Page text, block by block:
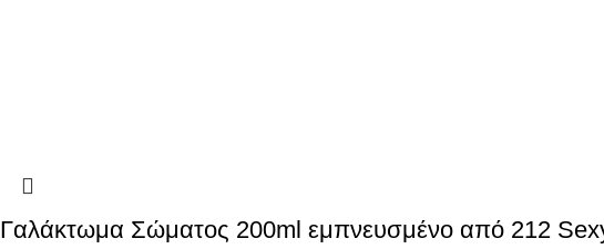
Γαλάκτωμα Σώματος 200ml εμπνευσμένο από 212